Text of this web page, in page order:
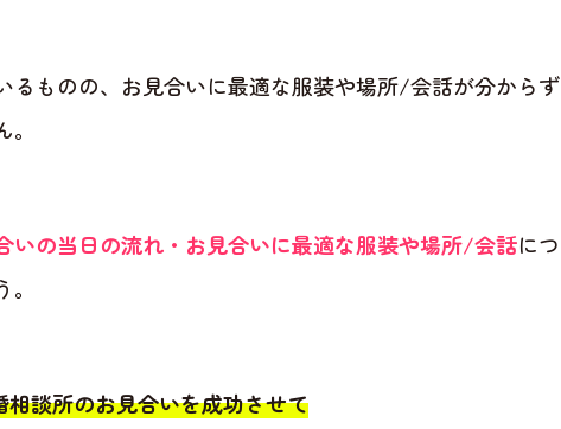
るものの、お見合いに最適な服装や場所/会話が分からず
いの当日の流れ・お見合いに最適な服装や場所/会話につ
相談所のお見合いを成功させて